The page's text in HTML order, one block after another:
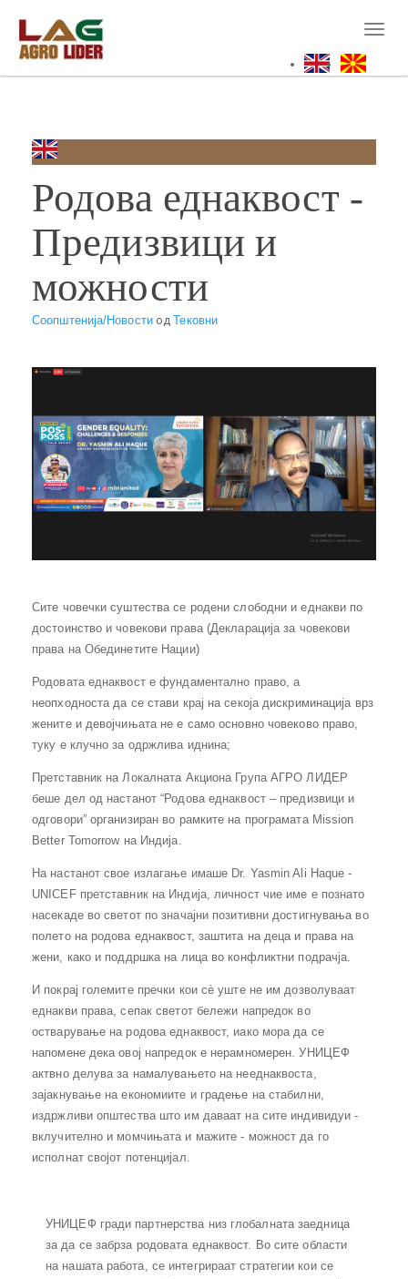
main
content
Родова еднаквост -
Предизвици и
можности
Соопштенија/НовостиодТековни
Сите човечки суштества се родени слободни и еднакви по
достоинство и човекови права (Декларација за човекови
права на Обединетите Нации)
Родовата еднаквост е фундаментално право, а
неопходноста да се ​​стави крај на секоја дискриминација врз
жените и девојчињата не е само основно човеково право,
туку е клучно за одржлива иднина;
Претставник на Локалната Акциона Група АГРО ЛИДЕР
беше дел од настанот “Родова еднаквост – предизвици и
одговори” организиран во рамките на програмата Mission
Better Tomorrow на Индија.
На настанот свое излагање имаше Dr. Yasmin Ali Haque -
UNICEF претставник на Индија, личност чие име е познато
насекаде во светот по значајни позитивни достигнувања во
полето на родова еднаквост, заштита на деца и права на
жени, кaко и поддршка на лица во конфликтни подрачја.
И покрај големите пречки кои сè уште не им дозволуваат
еднакви права, сепак светот бележи напредок во
остварување на родова еднаквост, иако мора да се
напомене дека овој напредок е нерамномерен. УНИЦЕФ
актвно делува за намалувањето на нееднаквоста,
зајакнување на економиите и градење на стабилни,
издржливи општества што им даваат на сите индивидуи -
вклучително и момчињата и мажите - можност да го
исполнат својот потенцијал.
УНИЦЕФ гради партнерства низ глобалната заедница
за да се забрза родовата еднаквост. Во сите области
на нашата работа, се интегрираат стратегии кои се